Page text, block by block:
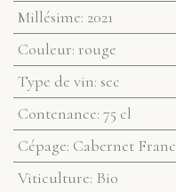
Millésime: 2021
Couleur: rouge
Type de vin: sec
Contenance: 75 cl
Cépage: Cabernet Franc
Viticulture: Bio